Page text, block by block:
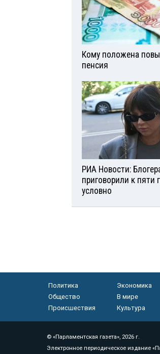
Кому положена
пенсия
РИА Новости:
приговорили к пяти
условно
Политика
Экономика
Общество
В мире
Происшествия
Культура
© «Парламентская газета», 2026 г.
Электронное периодическое издание